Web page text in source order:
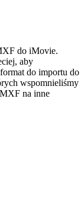
do iMovie.
aby
do importu do
wspomnieliśmy
na inne